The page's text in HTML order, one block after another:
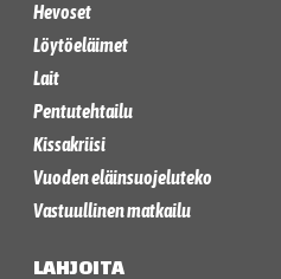
Hevoset
Löytöeläimet
Lait
Pentutehtailu
Kissakriisi
Vuoden eläinsuojeluteko
Vastuullinen matkailu
LAHJOITA